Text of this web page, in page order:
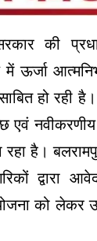
की
ऊर्जा
हो रही
एवं
रहा है।
द्वारा
को लेकर